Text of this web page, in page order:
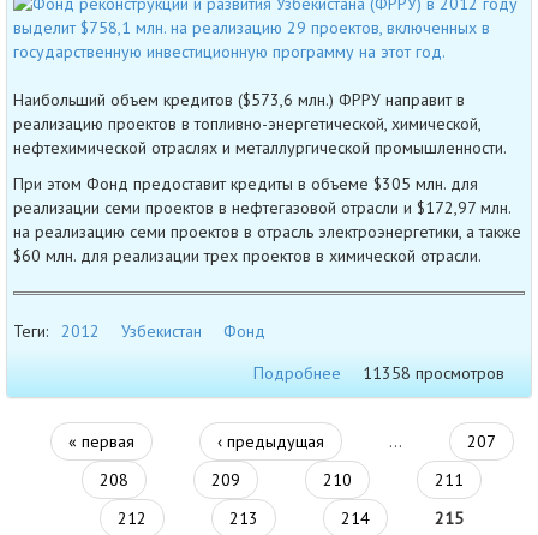
Наибольший объем кредитов ($573,6 млн.) ФРРУ направит в
реализацию проектов в топливно-энергетической, химической,
нефтехимической отраслях и металлургической промышленности.
При этом Фонд предоставит кредиты в объеме $305 млн. для
реализации семи проектов в нефтегазовой отрасли и $172,97 млн.
на реализацию семи проектов в отрасль электроэнергетики, а также
$60 млн. для реализации трех проектов в химической отрасли.
Теги: 2012 Узбекистан
Фонд
Подробнее
11358 просмотров
« первая ‹ предыдущая …
207
208
209 210
211
212
213 214 215